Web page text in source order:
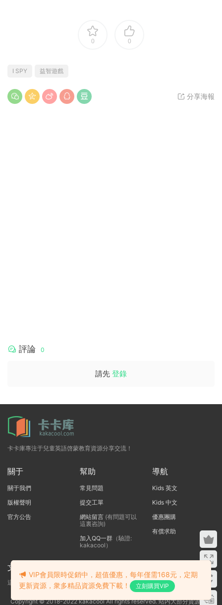
0 0
I SPY 益智遊戲
分享海報
評論 0
請先 登錄
卡卡庫專注于兒童英語啓蒙教育資源分享交流！
關于
關于我們
版權聲明
官方公告
幫助
常見問題
提交工單
網站留言(有問題可以
這裏咨詢)
加入QQ一群（驗證:
kakacool）
導航
Kids 英文
Kids 中文
優惠團購
有償求助
文本标題
這裏輸入代碼
Copyright © 2018-2022 kakacool All rights reserved. 站内大部分資源收集
VIP會員限時促銷中，超值優惠，每年僅需168元，定期
更新資源，衆多精品資源免費下載！
立刻購買VIP